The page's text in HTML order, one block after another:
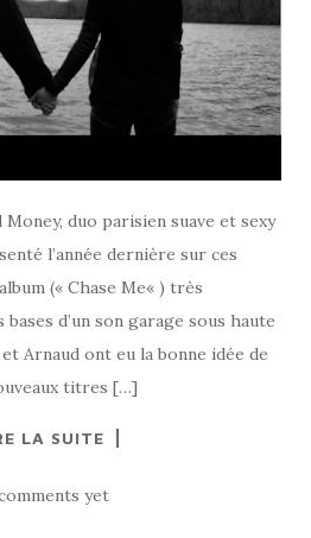
duo parisien suave et sexy
l’année dernière sur ces
(« Chase Me« ) très
d’un son garage sous haute
Arnaud ont eu la bonne idée de
titres […]
LA SUITE
yet